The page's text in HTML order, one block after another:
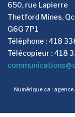
650, rue Lapierre
Thetford Mines, Qc
G6G 7P1
Téléphone : 418
Télécopieur : 418
Numérique.ca : agence